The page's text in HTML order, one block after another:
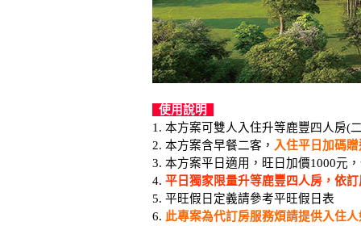
使用說明
1. 本方案可雙人入住升等鹿豐四人房(
2. 本方案含早餐二客， 入住平日加碼
3. 本方案平日適用，旺日加價1000元
4. 平日獨家限量升等鹿豐四人房，依
5. 平旺假日定義請參考平旺假日表
6. 此專案為代訂房服務煩請提供入住